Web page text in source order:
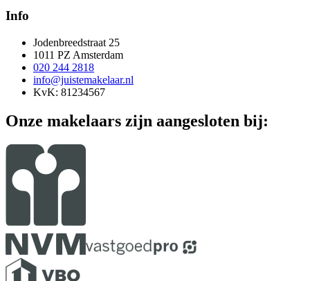
Info
Jodenbreedstraat 25
1011 PZ Amsterdam
020 244 2818
info@juistemakelaar.nl
KvK: 81234567
Onze makelaars zijn aangesloten bij: